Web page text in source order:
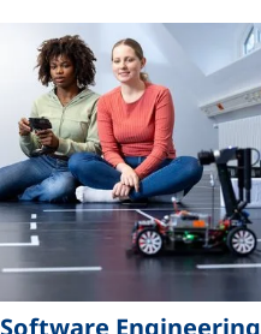
Software Engineering